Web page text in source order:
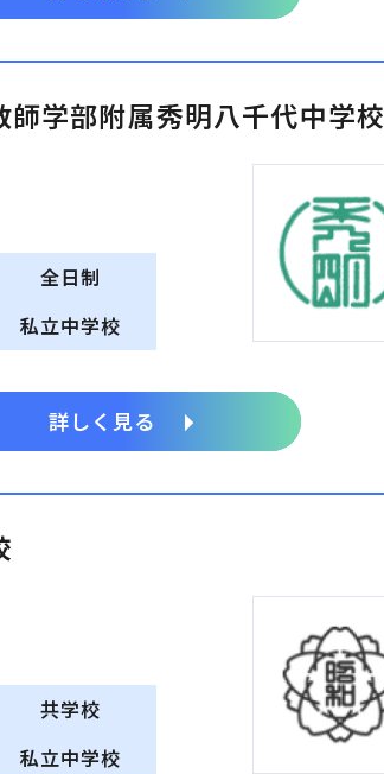
師学部附属秀明八千代中学校
全日制
私立中学校
詳しく見る
共学校
私立中学校